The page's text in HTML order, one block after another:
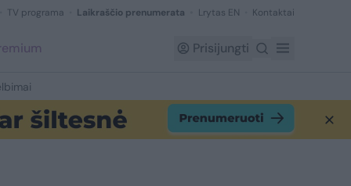
TV programa Laikraščio prenumerata Lrytas EN Kontaktai
Prisijungti